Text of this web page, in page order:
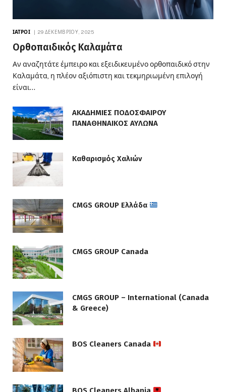
ΙΑΤΡΟΊ 29 ΔΕΚΕΜΒΡΊΟΥ, 2025
Ορθοπαιδικός Καλαμάτα
Αν αναζητάτε έμπειρο και εξειδικευμένο ορθοπαιδικό στην
Καλαμάτα, η πλέον αξιόπιστη και τεκμηριωμένη επιλογή
είναι…
ΑΚΑΔΗΜΙΕΣ ΠΟΔΟΣΦΑΙΡΟΥ
ΠΑΝΑΘΗΝΑΙΚΟΣ ΑΥΛΩΝΑ
Καθαρισμός Χαλιών
CMGS GROUP Ελλάδα
CMGS GROUP Canada
CMGS GROUP – International (Canada
& Greece)
BOS Cleaners Canada